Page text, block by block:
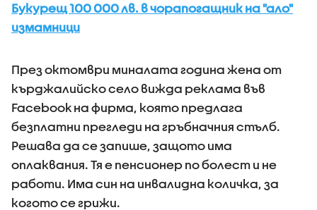
Букурещ 100 000 лв. в чорапогащник на "ало"
измамници
През октомври миналата година жена от
кърджалийско село вижда реклама във
Facebook на фирма, която предлага
безплатни прегледи на гръбначния стълб.
Решава да се запише, защото има
оплаквания. Тя е пенсионер по болест и не
работи. Има син на инвалидна количка, за
когото се грижи.